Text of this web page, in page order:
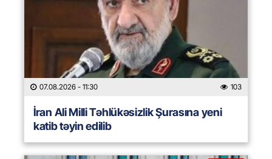
07.08.2026 - 11:30 103
İran Ali Milli Təhlükəsizlik Şurasına yeni
katib təyin edilib